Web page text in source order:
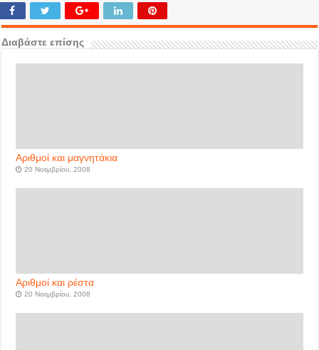
Διαβάστε επίσης
Αριθμοί και μαγνητάκια
20 Νοεμβρίου, 2008
Αριθμοί και ρέστα
20 Νοεμβρίου, 2008